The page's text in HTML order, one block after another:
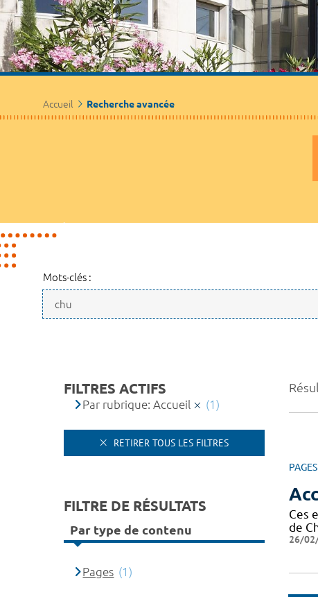
Accueil Recherche avancée
Mots-clés :
PAGES
Ces
de
26/
FILTRES ACTIFS
Par rubrique: Accueil (1)
RETIRER TOUS LES FILTRES
FILTRE DE RÉSULTATS
Par type de contenu
Pages (1)